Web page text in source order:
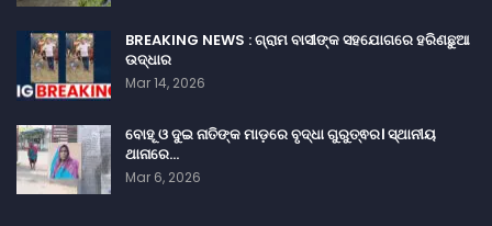
BREAKING NEWS : ଗ୍ରାମ ବାସୀଙ୍କ ସହଯୋଗରେ ହରିଣଛୁଆ
ଉଦ୍ଧାର
Mar 14, 2026
ବୋହୂ ଓ ଦୁଇ ନାତିଙ୍କ ମାଡ଼ରେ ବୃଦ୍ଧା ଗୁରୁତ୍ଵର। ସ୍ଥାନୀୟ
ଥାନାରେ…
Mar 6, 2026